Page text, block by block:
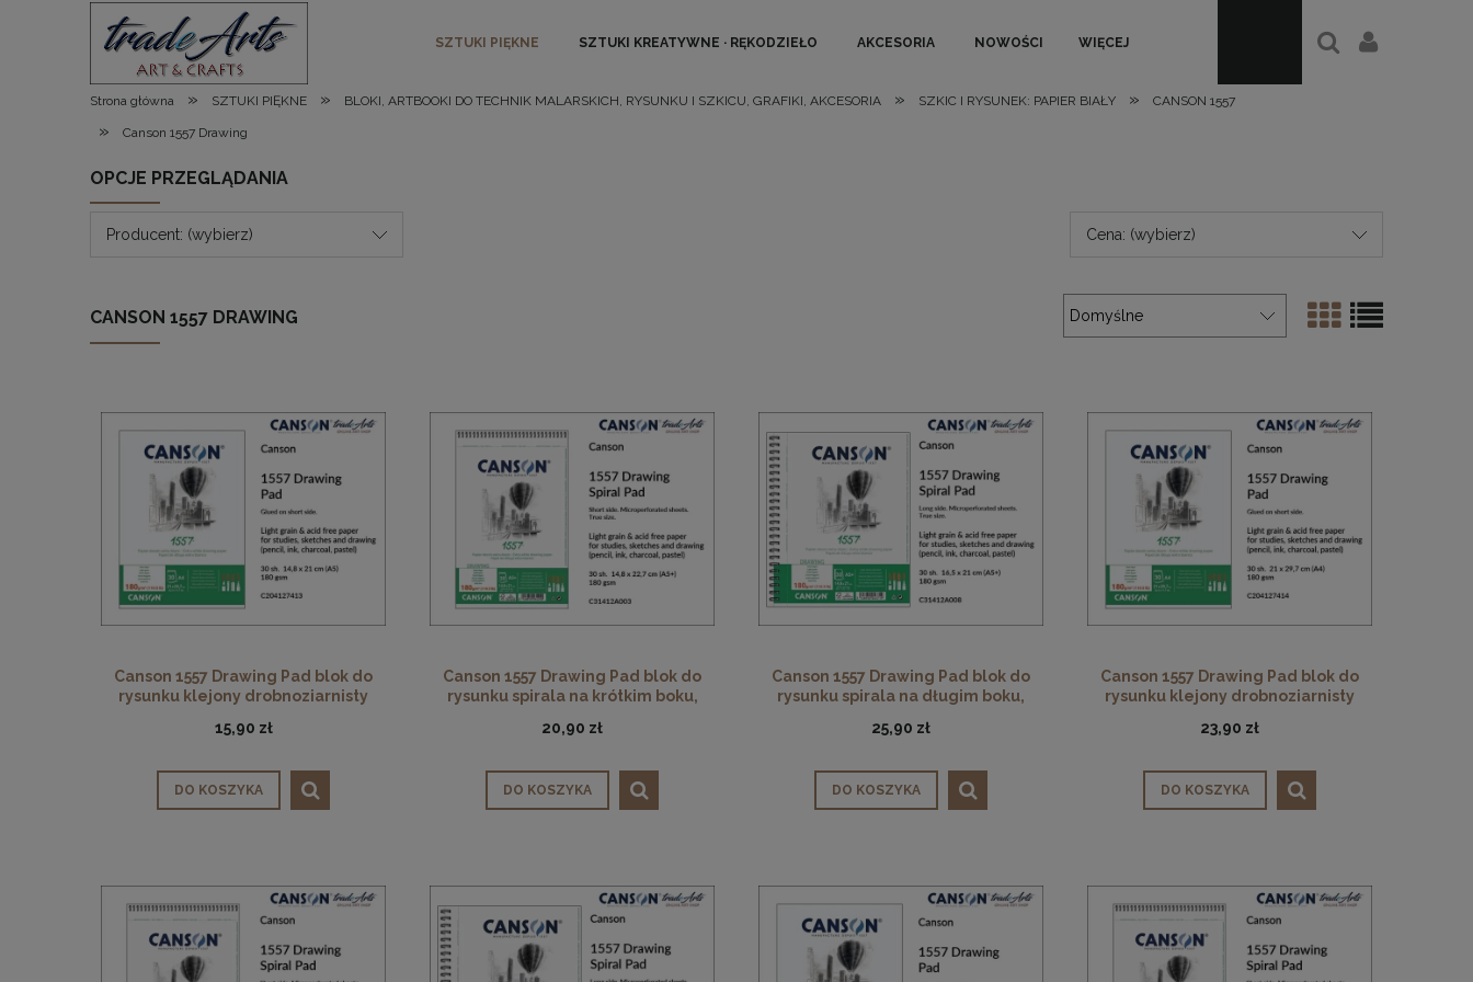
SZTUKI PIĘKNE SZTUKI KREATYWNE · RĘKODZIEŁO AKCESORIA NOWOŚCI WIĘCEJ
Strona główna » SZTUKI PIĘKNE » BLOKI, ARTBOOKI DO TECHNIK MALARSKICH, RYSUNKU I SZKICU, GRAFIKI, AKCESORIA » SZKIC I RYSUNEK: PAPIER BIAŁY » CANSON 1557
» Canson 1557 Drawing
OPCJE PRZEGLĄDANIA
Producent: (wybierz) Cena: (wybierz)
CANSON 1557 DRAWING
Canson 1557 Drawing Pad blok do
rysunku klejony drobnoziarnisty
30 ark. 14,8 x 21 cm (A5)
15,90 zł
DO KOSZYKA
Canson 1557 Drawing Pad blok do
rysunku spirala na krótkim boku,
30 ark. 14,8 x 22,7 cm (A5+)
20,90 zł
DO KOSZYKA
Canson 1557 Drawing Pad blok do
rysunku spirala na długim boku,
30 ark. 16,5 x 21 cm (A5+)
25,90 zł
DO KOSZYKA
Canson 1557 Drawing Pad blok do
rysunku klejony drobnoziarnisty
30 ark. 21 x 29,7 cm (A4)
23,90 zł
DO KOSZYKA